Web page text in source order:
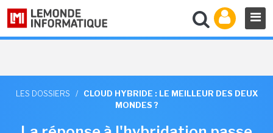
LES DOSSIERS /
CLOUD HYBRIDE : LE MEILLEUR DES DEUX
MONDES ?